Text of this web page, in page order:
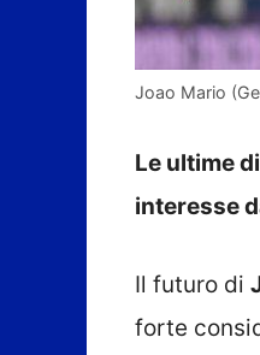
Joao Mario
Le ultime
interesse
Il futuro di
forte